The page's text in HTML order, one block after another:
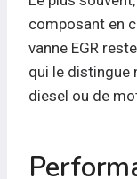
composant en
vanne EGR
qui le distingue
diesel ou de